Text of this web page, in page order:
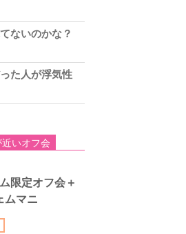
ないのかな？
た人が浮気性
いオフ会
限定オフ会＋
ムマニ